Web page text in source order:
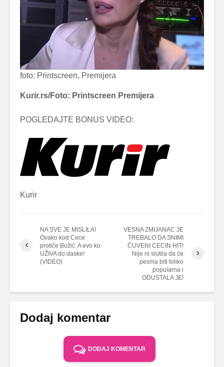
foto: Printscreen, Premijera
Kurir.rs/Foto: Printscreen Premijera
POGLEDAJTE BONUS VIDEO:
Kurir
NA SVE JE MISLILA!
Ovako kod Cece
protiče Božić: A evo ko
UŽIVA do daske!
(VIDEO)
VESNA ZMIJANAC JE
TREBALO DA SNIMI
ČUVENI CECIN HIT!
Nije ni slutila da će
pesma biti toliko
popularna i
ODUSTALA JE!
Dodaj komentar
DODAJ KOMENTAR